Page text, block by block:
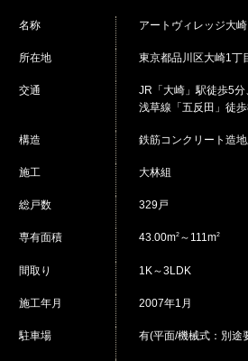
名称 アートヴィレッジ大
所在地 東京都品川区大崎1丁
交通
JR「大崎」駅徒歩5
浅草線「五反田」徒
構造 鉄筋コンクリート造
施工 大林組
総戸数 329戸
専有面積 43.00m2～111m2
間取り 1K～3LDK
施工年月 2007年1月
駐車場 有(平面/機械式：別途